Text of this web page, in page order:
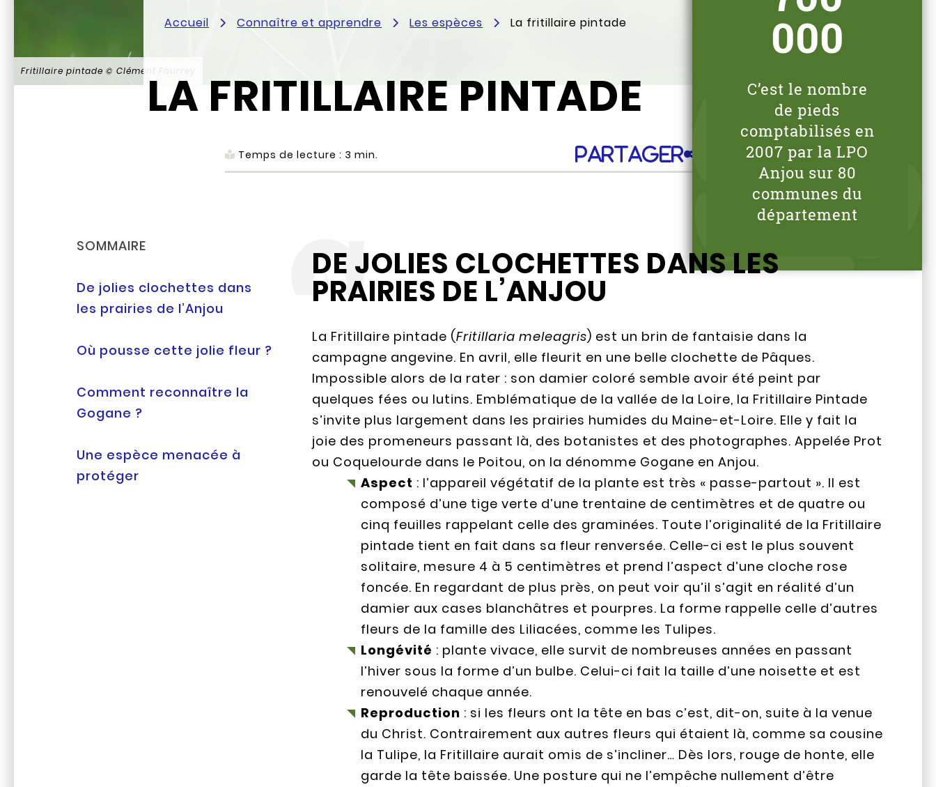
Fritillaire pintade © Clément Fourrey
Accueil Connaître et apprendre Les espèces La fritillaire pintade
LA FRITILLAIRE PINTADE
Temps de lecture : 3 min. Partager
SOMMAIRE
De jolies clochettes dans
les prairies de l’Anjou
Où pousse cette jolie fleur ?
Comment reconnaître la
Gogane ?
Une espèce menacée à
protéger
000
C’est le nombre
de pieds
comptabilisés en
2007 par la LPO
Anjou sur 80
communes du
département
DE JOLIES CLOCHETTES DANS LES
PRAIRIES DE L’ANJOU
La Fritillaire pintade (Fritillaria meleagris) est un brin de fantaisie dans la
campagne angevine. En avril, elle fleurit en une belle clochette de Pâques.
Impossible alors de la rater : son damier coloré semble avoir été peint par
quelques fées ou lutins. Emblématique de la vallée de la Loire, la Fritillaire Pintade
s’invite plus largement dans les prairies humides du Maine-et-Loire. Elle y fait la
joie des promeneurs passant là, des botanistes et des photographes. Appelée Prot
ou Coquelourde dans le Poitou, on la dénomme Gogane en Anjou.
Aspect : l’appareil végétatif de la plante est très « passe-partout ». Il est
composé d’une tige verte d’une trentaine de centimètres et de quatre ou
cinq feuilles rappelant celle des graminées. Toute l’originalité de la Fritillaire
pintade tient en fait dans sa fleur renversée. Celle-ci est le plus souvent
solitaire, mesure 4 à 5 centimètres et prend l’aspect d’une cloche rose
foncée. En regardant de plus près, on peut voir qu’il s’agit en réalité d’un
damier aux cases blanchâtres et pourpres. La forme rappelle celle d’autres
fleurs de la famille des Liliacées, comme les Tulipes.
Longévité : plante vivace, elle survit de nombreuses années en passant
l’hiver sous la forme d’un bulbe. Celui-ci fait la taille d’une noisette et est
renouvelé chaque année.
Reproduction : si les fleurs ont la tête en bas c’est, dit-on, suite à la venue
du Christ. Contrairement aux autres fleurs qui étaient là, comme sa cousine
la Tulipe, la Fritillaire aurait omis de s’incliner… Dès lors, rouge de honte, elle
garde la tête baissée. Une posture qui ne l’empêche nullement d’être